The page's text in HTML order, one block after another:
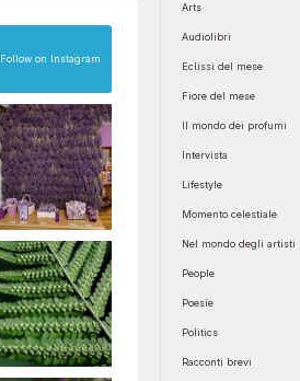
Follow on Instagram
Arts
Audiolibri
Eclissi del mese
Fiore del mese
Il mondo dei profumi
Intervista
Lifestyle
Momento celestiale
Nel mondo degli artisti
People
Poesie
Politics
Racconti brevi